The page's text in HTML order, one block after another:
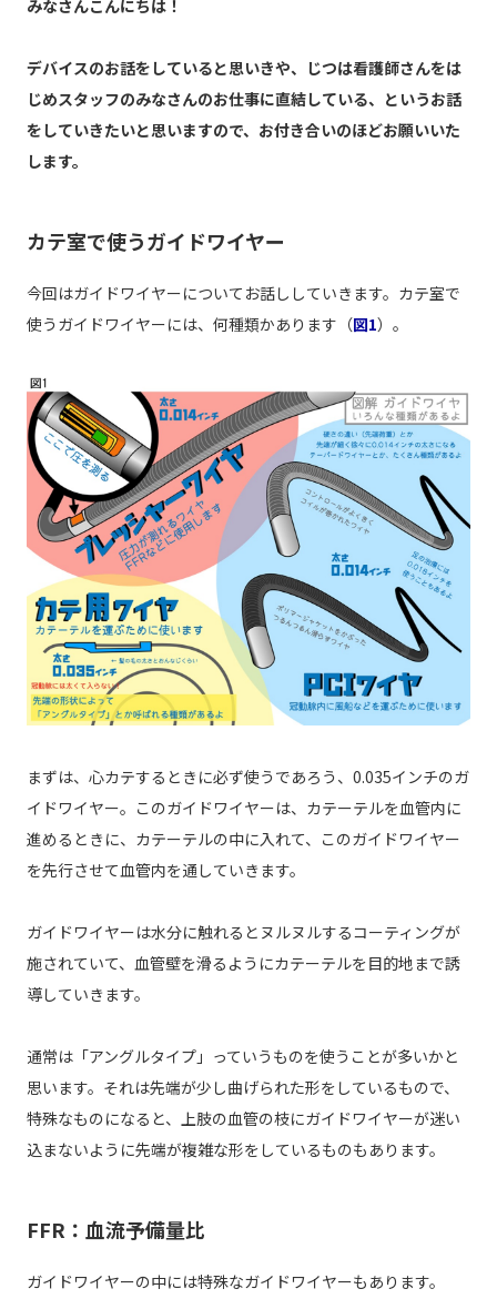
みなさんこんにちは！
デバイスのお話をしていると思いきや、じつは看護師さんをは
じめスタッフのみなさんのお仕事に直結している、というお話
をしていきたいと思いますので、お付き合いのほどお願いいた
します。
カテ室で使うガイドワイヤー
今回はガイドワイヤーについてお話ししていきます。カテ室で
使うガイドワイヤーには、何種類かあります（図1）。
まずは、心カテするときに必ず使うであろう、0.035インチのガ
イドワイヤー。このガイドワイヤーは、カテーテルを血管内に
進めるときに、カテーテルの中に入れて、このガイドワイヤー
を先行させて血管内を通していきます。
ガイドワイヤーは水分に触れるとヌルヌルするコーティングが
施されていて、血管壁を滑るようにカテーテルを目的地まで誘
導していきます。
通常は「アングルタイプ」っていうものを使うことが多いかと
思います。それは先端が少し曲げられた形をしているもので、
特殊なものになると、上肢の血管の枝にガイドワイヤーが迷い
込まないように先端が複雑な形をしているものもあります。
FFR：血流予備量比
ガイドワイヤーの中には特殊なガイドワイヤーもあります。